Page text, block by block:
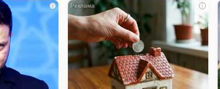
i i